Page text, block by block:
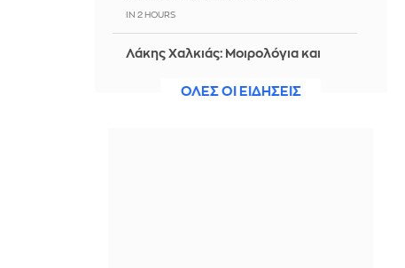
IN 2 HOURS
Λάκης Χαλκιάς: Mοιρολόγια και
Συντετριμμένη η οικογένειά του
ΟΛΕΣ ΟΙ ΕΙΔΗΣΕΙΣ